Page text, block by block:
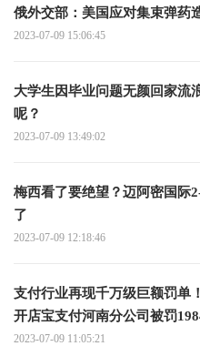
俄外交部：美国应对集束弹药
2023-07-09 15:06:45
大学生因毕业问题无颜回家流
呢？
2023-07-09 13:49:02
梅西看了要绝望？迈阿密国际
了
2023-07-09 12:18:46
支付行业再现千万级巨额罚单
开店宝支付河南分公司被罚
2023-07-09 11:05:21